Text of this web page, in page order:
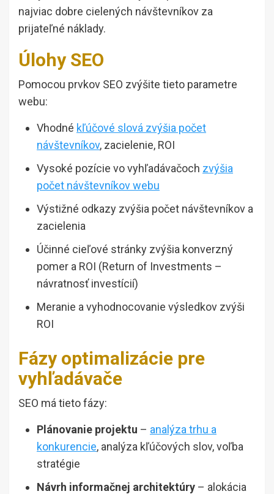
najviac dobre cielených návštevníkov za
prijateľné náklady.
Úlohy SEO
Pomocou prvkov SEO zvýšite tieto parametre
webu:
Vhodné kľúčové slová zvýšia počet
návštevníkov, zacielenie, ROI
Vysoké pozície vo vyhľadávačoch zvýšia
počet návštevníkov webu
Výstižné odkazy zvýšia počet návštevníkov a
zacielenia
Účinné cieľové stránky zvýšia konverzný
pomer a ROI (Return of Investments –
návratnosť investícií)
Meranie a vyhodnocovanie výsledkov zvýši
ROI
Fázy optimalizácie pre
vyhľadávače
SEO má tieto fázy:
Plánovanie projektu – analýza trhu a
konkurencie, analýza kľúčových slov, voľba
stratégie
Návrh informačnej architektúry – alokácia